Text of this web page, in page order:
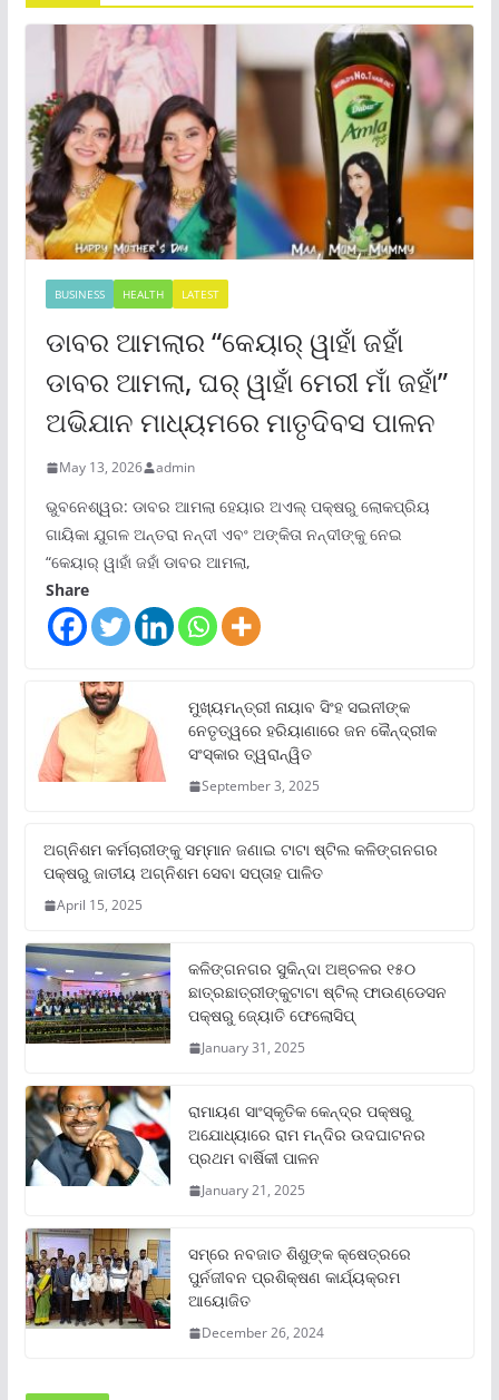
BUSINESS HEALTH LATEST
ଡାବର ଆମଲାର “କେୟାର୍ ୱାହାଁ ଜହାଁ
ଡାବର ଆମଲା, ଘର୍ ୱାହାଁ ମେରୀ ମାଁ ଜହାଁ”
ଅଭିଯାନ ମାଧ୍ୟମରେ ମାତୃଦିବସ ପାଳନ
May 13, 2026 admin
ଭୁବନେଶ୍ୱର: ଡାବର ଆମଲା ହେୟାର ଅଏଲ୍ ପକ୍ଷରୁ ଲୋକପ୍ରିୟ
ଗାୟିକା ଯୁଗଳ ଅନ୍ତରା ନନ୍ଦୀ ଏବଂ ଅଙ୍କିତା ନନ୍ଦୀଙ୍କୁ ନେଇ
“କେୟାର୍ ୱାହାଁ ଜହାଁ ଡାବର ଆମଲା,
Share
ମୁଖ୍ୟମନ୍ତ୍ରୀ ନାୟାବ ସିଂହ ସଇନୀଙ୍କ
ନେତୃତ୍ୱରେ ହରିୟାଣାରେ ଜନ କୈନ୍ଦ୍ରୀକ
ସଂସ୍କାର ତ୍ୱରାନ୍ୱିତ
September 3, 2025
ଅଗ୍ନିଶମ କର୍ମଚାରୀଙ୍କୁ ସମ୍ମାନ ଜଣାଇ ଟାଟା ଷ୍ଟିଲ କଳିଙ୍ଗନଗର
ପକ୍ଷରୁ ଜାତୀୟ ଅଗ୍ନିଶମ ସେବା ସପ୍ତାହ ପାଳିତ
April 15, 2025
କଳିଙ୍ଗନଗର ସୁକିନ୍ଦା ଅଞ୍ଚଳର ୧୫୦
ଛାତ୍ରଛାତ୍ରୀଙ୍କୁଟାଟା ଷ୍ଟିଲ୍ ଫାଉଣ୍ଡେସନ
ପକ୍ଷରୁ ଜ୍ୟୋତି ଫେଲୋସିପ୍‌
January 31, 2025
ରାମାୟଣ ସାଂସ୍କୃତିକ କେନ୍ଦ୍ର ପକ୍ଷରୁ
ଅଯୋଧ୍ୟାରେ ରାମ ମନ୍ଦିର ଉଦଘାଟନର
ପ୍ରଥମ ବାର୍ଷିକୀ ପାଳନ
January 21, 2025
ସମ୍‌ରେ ନବଜାତ ଶିଶୁଙ୍କ କ୍ଷେତ୍ରରେ
ପୁର୍ନଜୀବନ ପ୍ରଶିକ୍ଷଣ କାର୍ଯ୍ୟକ୍ରମ
ଆୟୋଜିତ
December 26, 2024